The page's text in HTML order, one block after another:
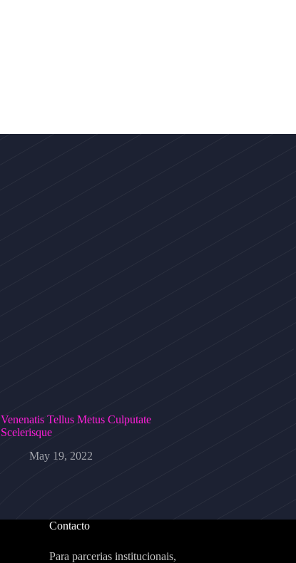
Venenatis Tellus Metus Culputate
Scelerisque
May 19, 2022
Contacto
Para parcerias institucionais,